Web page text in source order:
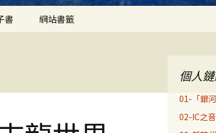
書 網站書籤
個人
01-「銀
02-IC之